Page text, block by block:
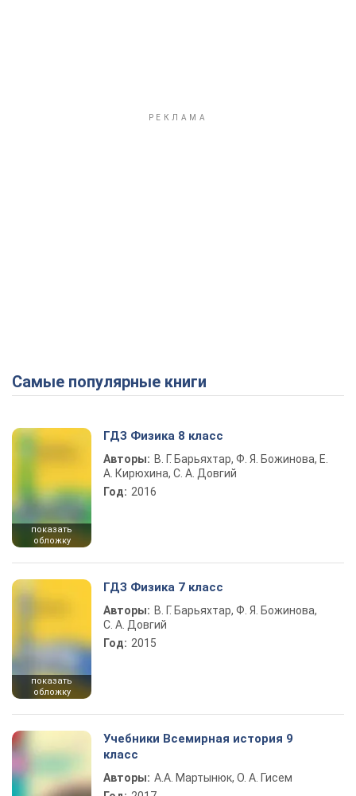
Самые популярные книги
показать
обложку
ГДЗ Физика 8 класс
Авторы: В. Г. Барьяхтар, Ф. Я. Божинова, Е.
А. Кирюхина, С. А. Довгий
Год: 2016
показать
обложку
ГДЗ Физика 7 класс
Авторы: В. Г. Барьяхтар, Ф. Я. Божинова,
С. А. Довгий
Год: 2015
Учебники Всемирная история 9
класс
Авторы: А.А. Мартынюк, О. А. Гисем